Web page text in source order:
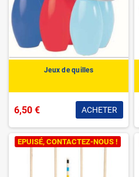
Jeux de quilles
6,50 € ACHETER
EPUISÉ, CONTACTEZ-NOUS !